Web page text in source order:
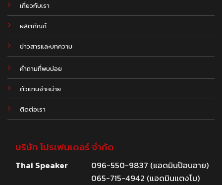
เกี่ยวกับเรา
ผลิตภัณฑ์
ข่าวสารและบทความ
.
คำถามที่พบบ่อย
ตัวแทนจำหน่าย
ติดต่อเรา
บริษัท โปรเฟนเดอร์ จำกัด
Thai Speaker
096-550-9837 (แอดมินป๊อบอาย)
065-715-4942 (แอดมินแตงโม)